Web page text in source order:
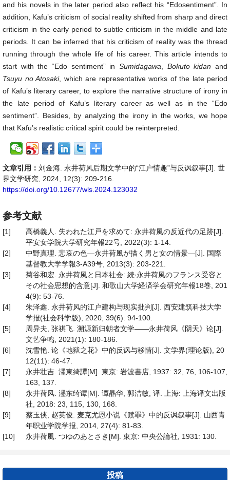
and his novels in the later period also reflect his “Edosentiment”. In
addition, Kafu’s criticism of social reality shifted from sharp and direct
criticism in the early period to subtle criticism in the middle and late
periods. It can be inferred that his criticism of reality was the thread
running through the whole life of his career. This article intends to
start with the “Edo sentiment” in Sumidagawa Bokuto kidan and
Tsuyu no Atosaki, which are representative works of the late period
of Kafu’s literary career, to explore the narrative structure of irony in
the late period of Kafu’s literary career as well as in the “Edo
sentiment”. Besides, by analyzing the irony in the works, we hope
that Kafu’s realistic critical spirit could be reinterpreted.
文章引用： 刘金海. 永井荷风后期文学中的“江户情趣”与反讽叙事[J]. 世
界文学研究, 2024, 12(3): 209-216.
https://doi.org/10.12677/wls.2024.123032
参考文献
[1]
高橋義人. 失われた江戸を求めて: 永井荷風の反近代の足跡[J].
平安女学院大学研究年報22号, 2022(3): 1-14.
[2]
中野真理. 悲哀の色―永井荷風が描く男と女の情景―[J]. 国際
基督教大学学報3-A39号, 2013(3): 203-221.
[3]
菊谷和宏. 永井荷風と日本社会: 続∙永井荷風のフランス受容と
その社会思想的含意[J]. 和歌山大学経済学会研究年報18巻, 201
4(9): 53-76.
[4]
朱泽鑫. 永井荷风的江户建构与现实批判[J]. 西安建筑科技大学
学报(社会科学版), 2020, 39(6): 94-100.
[5]
周异夫, 张祺飞. 溯源新归朝者文学——永井荷风《阴天》论[J].
文艺争鸣, 2021(1): 180-186.
[6]
沈雪艳. 论《地狱之花》中的反讽与移情[J]. 文学界(理论版), 20
12(11): 46-47.
[7]
永井壮吉. 濹東綺譚[M]. 東京: 岩波書店, 1937: 32, 76, 106-107,
163, 137.
[8]
永井荷风. 濹东绮谭[M]. 谭晶华, 郭洁敏, 译. 上海: 上海译文出版
社, 2018: 23, 115, 130, 168.
[9]
蔡玉侠, 赵英俊. 麦克尤恩小说《赎罪》中的反讽叙事[J]. 山西青
年职业学院学报, 2014, 27(4): 81-83.
[10]
永井荷風. つゆのあとさき[M]. 東京: 中央公論社, 1931: 130.
投稿